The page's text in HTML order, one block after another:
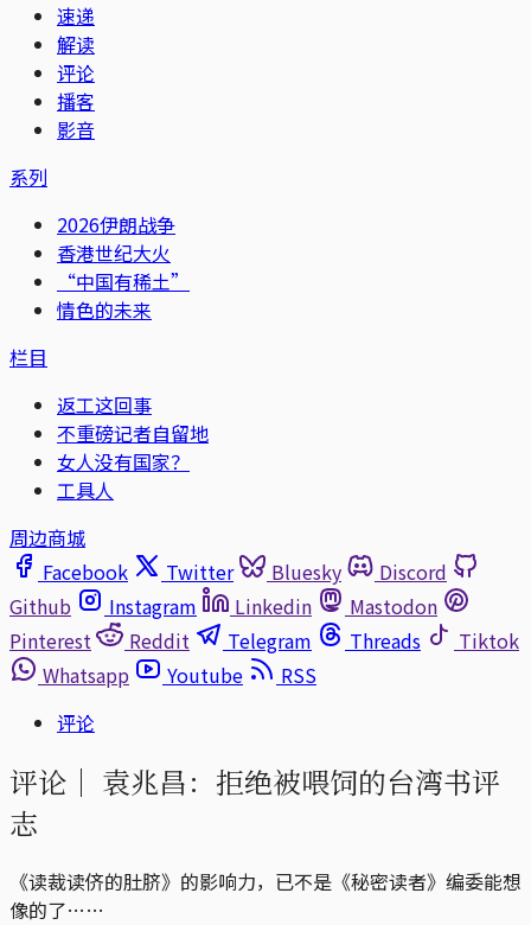
速递
解读
评论
播客
影音
系列
2026伊朗战争
香港世纪大火
“中国有稀土”
情色的未来
栏目
返工这回事
不重磅记者自留地
女人没有国家？
工具人
周边商城
Facebook
Twitter Bluesky
Discord
Github
Instagram Linkedin
Mastodon
Pinterest
Reddit Telegram Threads
Tiktok
Whatsapp
Youtube
RSS
评论
评论｜ 袁兆昌：拒绝被喂饲的台湾书评
志
《读裁读侪的肚脐》的影响力，已不是《秘密读者》编委能想
像的了……